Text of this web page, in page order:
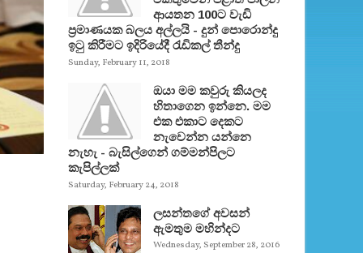
ආයතන 100ට වැඩි
ප්‍රමාණයක බලය අල්ලයි - දුන් පොරොන්දු
ඉටු කිරීමට ඉදිරියේදී රැඩිකල් තීන්දු
Sunday, February 11, 2018
ඔයා මම කවුරු කියලද
හිතාගෙන ඉන්නෙ. මම
එක එකාට දෙකට
නැවෙන්න යන්නෙ
නැහැ - බැසිල්ගෙන් ගම්මන්පිලට
කැපිල්ලක්
Saturday, February 24, 2018
ලසන්තගේ අවසන්
ඇමතුම මහින්දට
Wednesday, September 28, 2016